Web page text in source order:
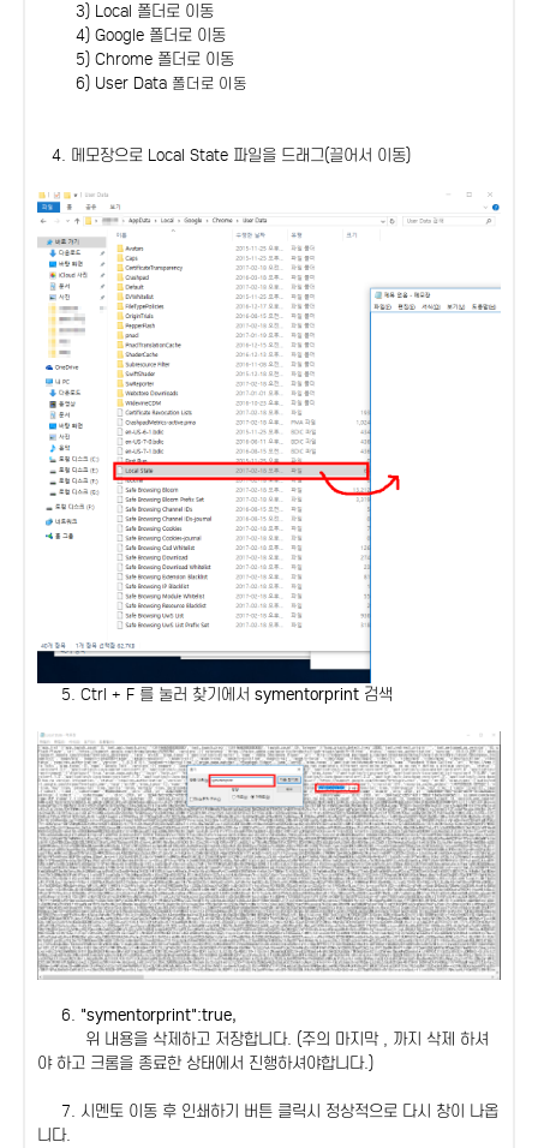
3) Local 폴더로 이동
4) Google 폴더로 이동
5) Chrome 폴더로 이동
6) User Data 폴더로 이동
4. 메모장으로 Local State 파일을 드래그(끌어서 이동)
5. Ctrl + F 를 눌러 찾기에서 symentorprint 검색
6. "symentorprint":true,
위 내용을 삭제하고 저장합니다. (주의 마지막 , 까지 삭제 하셔
야 하고 크롬을 종료한 상태에서 진행하셔야합니다.)
7. 시멘토 이동 후 인쇄하기 버튼 클릭시 정상적으로 다시 창이 나옵
니다.